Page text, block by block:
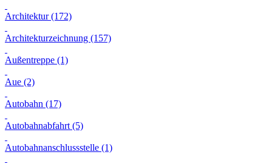
Architektur (172)
Architekturzeichnung (157)
Außentreppe (1)
Aue (2)
Autobahn (17)
Autobahnabfahrt (5)
Autobahnanschlussstelle (1)